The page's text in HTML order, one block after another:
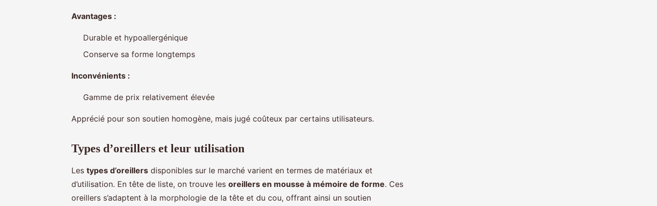
Avantages :
Durable et hypoallergénique
Conserve sa forme longtemps
Inconvénients :
Gamme de prix relativement élevée
Apprécié pour son soutien homogène, mais jugé coûteux par certains utilisateurs.
Types d’oreillers et leur utilisation
Les types d’oreillers disponibles sur le marché varient en termes de matériaux et
d’utilisation. En tête de liste, on trouve les oreillers en mousse à mémoire de forme. Ces
oreillers s’adaptent à la morphologie de la tête et du cou, offrant ainsi un soutien